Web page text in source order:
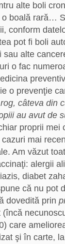
alte boli
boală rară…
conform
pot fi boli
alte
o fac
o prevenţie
câteva din
au avut de
proprii mei
mai
Am văzut
alergii
diabet
că nu pot
dovedită prin
care
şi în carte,